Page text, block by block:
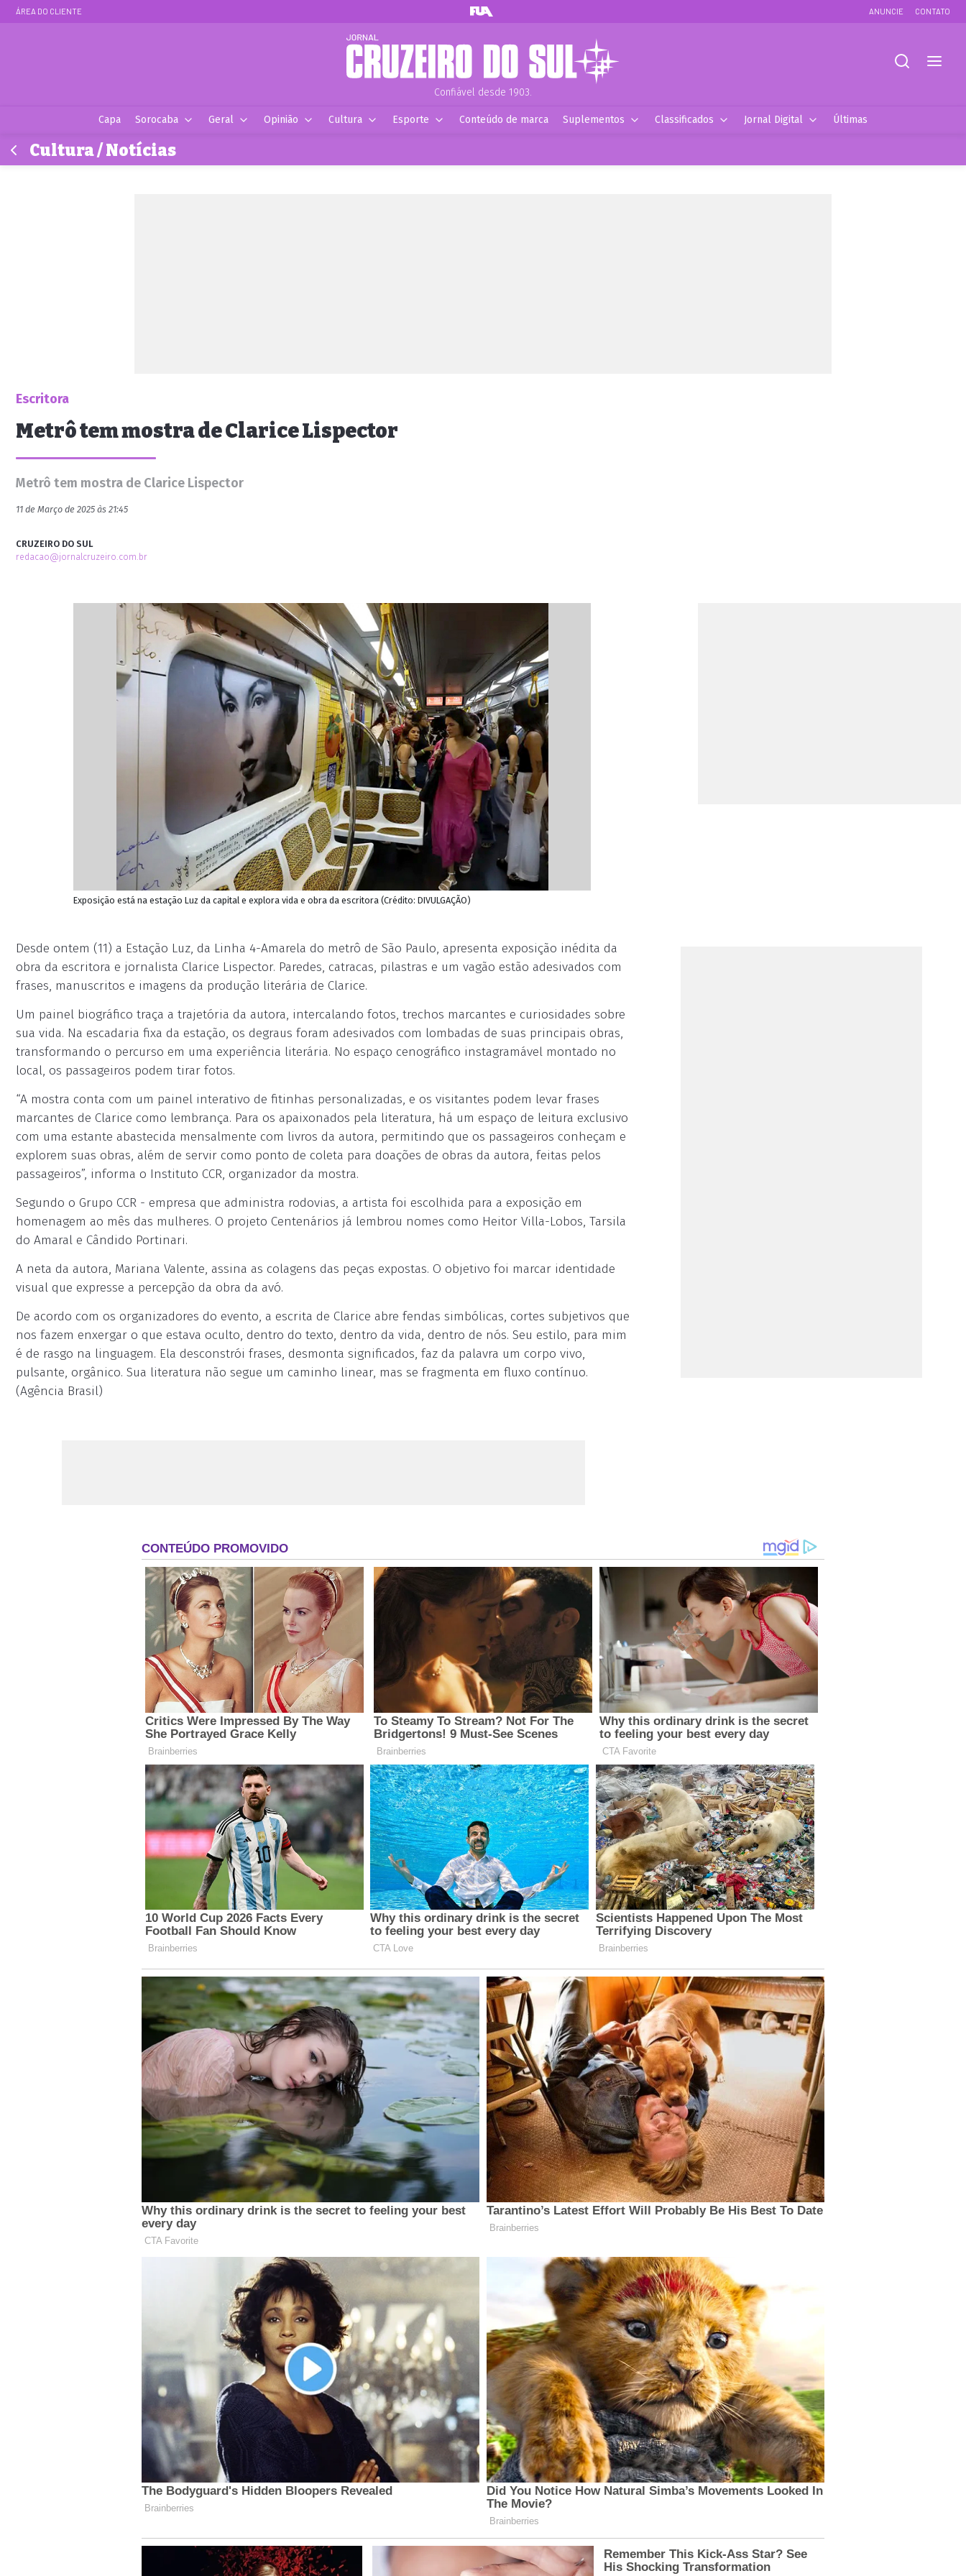
ÁREA DO CLIENTE ANUNCIE CONTATO
Confiável desde 1903.
Capa Sorocaba Geral Opinião Cultura Esporte Conteúdo de marca Suplementos Classificados Jornal Digital Últimas
Cultura / Notícias
Escritora
Metrô tem mostra de Clarice Lispector
Metrô tem mostra de Clarice Lispector
11 de Março de 2025 às 21:45
CRUZEIRO DO SUL
redacao@jornalcruzeiro.com.br
Exposição está na estação Luz da capital e explora vida e obra da escritora (Crédito: DIVULGAÇÃO)
Desde ontem (11) a Estação Luz, da Linha 4-Amarela do metrô de São Paulo, apresenta exposição inédita da
obra da escritora e jornalista Clarice Lispector. Paredes, catracas, pilastras e um vagão estão adesivados com
frases, manuscritos e imagens da produção literária de Clarice.
Um painel biográfico traça a trajetória da autora, intercalando fotos, trechos marcantes e curiosidades sobre
sua vida. Na escadaria fixa da estação, os degraus foram adesivados com lombadas de suas principais obras,
transformando o percurso em uma experiência literária. No espaço cenográfico instagramável montado no
local, os passageiros podem tirar fotos.
“A mostra conta com um painel interativo de fitinhas personalizadas, e os visitantes podem levar frases
marcantes de Clarice como lembrança. Para os apaixonados pela literatura, há um espaço de leitura exclusivo
com uma estante abastecida mensalmente com livros da autora, permitindo que os passageiros conheçam e
explorem suas obras, além de servir como ponto de coleta para doações de obras da autora, feitas pelos
passageiros”, informa o Instituto CCR, organizador da mostra.
Segundo o Grupo CCR - empresa que administra rodovias, a artista foi escolhida para a exposição em
homenagem ao mês das mulheres. O projeto Centenários já lembrou nomes como Heitor Villa-Lobos, Tarsila
do Amaral e Cândido Portinari.
A neta da autora, Mariana Valente, assina as colagens das peças expostas. O objetivo foi marcar identidade
visual que expresse a percepção da obra da avó.
De acordo com os organizadores do evento, a escrita de Clarice abre fendas simbólicas, cortes subjetivos que
nos fazem enxergar o que estava oculto, dentro do texto, dentro da vida, dentro de nós. Seu estilo, para mim
é de rasgo na linguagem. Ela desconstrói frases, desmonta significados, faz da palavra um corpo vivo,
pulsante, orgânico. Sua literatura não segue um caminho linear, mas se fragmenta em fluxo contínuo.
(Agência Brasil)